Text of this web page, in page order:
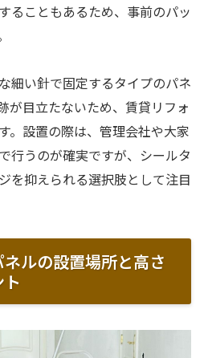
ることもあるため、事前のパッ
細い針で固定するタイプのパネ
が目立たないため、賃貸リフォ
。設置の際は、管理会社や大家
行うのが確実ですが、シールタ
を抑えられる選択肢として注目
ルの設置場所と高さ